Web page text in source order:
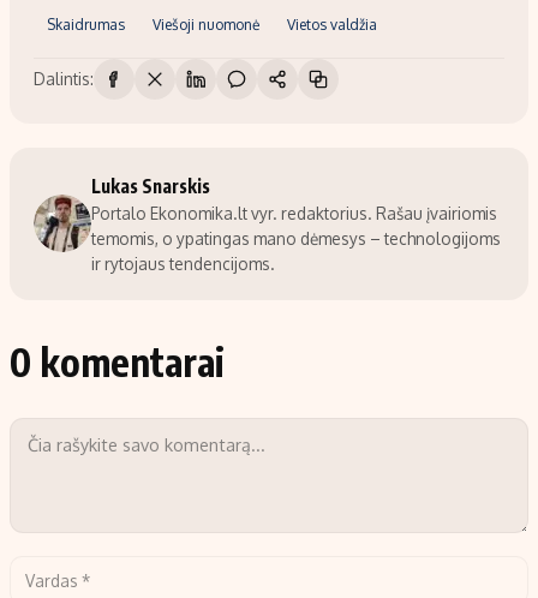
Skaidrumas Viešoji nuomonė Vietos valdžia
Dalintis:
Lukas Snarskis
Portalo Ekonomika.lt vyr. redaktorius. Rašau įvairiomis
temomis, o ypatingas mano dėmesys – technologijoms
ir rytojaus tendencijoms.
0 komentarai